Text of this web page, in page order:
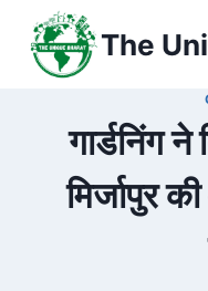
content
The
गार्डनिंग ने
मिर्जापुर